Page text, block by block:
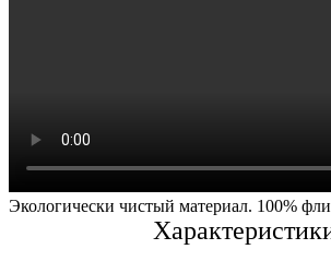
Экологически чистый материал. 100%